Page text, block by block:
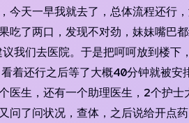
今天一早我就去了，总体流程还
了两口，发现不对劲，妹妹嘴巴
们去医院。于是把呵呵放到楼
还行之后等了大概40分钟就被安
生，还有一个助理医生，2个护
了问状况，查体，之后说给开点